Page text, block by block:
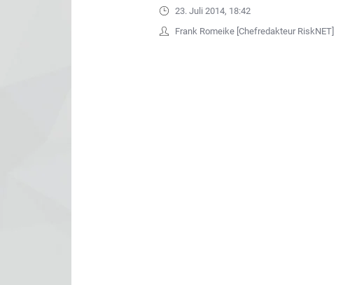
23. Juli 2014, 18:42
Frank Romeike [Chefredakteur RiskNET]